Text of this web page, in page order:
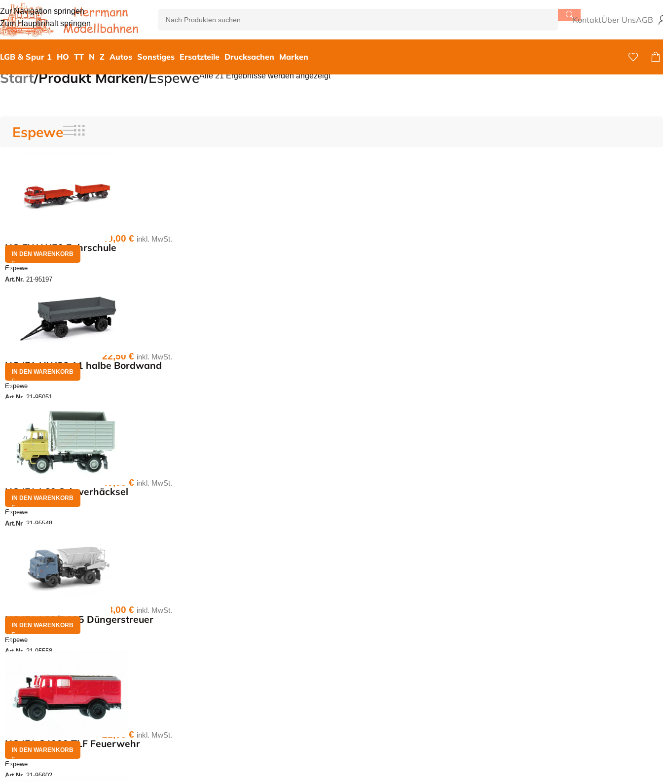
Zur Navigation springen
Zum Hauptinhalt springen
KontaktÜber UnsAGB
LGB & Spur 1 HO TT N Z Autos Sonstiges Ersatzteile Drucksachen Marken
Start/Produkt Marken/EspeweAlle 21 Ergebnisse werden angezeigt
Espewe
HO FW W50 Fahrschule
Espewe
Art.Nr. 21-95197
40,00€ inkl. MwSt.
IN DEN WARENKORB
HO IFA HW80.11 halbe Bordwand
Espewe
Art.Nr. 21-95051
22,50€ inkl. MwSt.
IN DEN WARENKORB
HO IFA L60 Schwerhäcksel
Espewe
Art.Nr. 21-95548
40,00€ inkl. MwSt.
IN DEN WARENKORB
HO IFA L60/D035 Düngerstreuer
Espewe
Art.Nr. 21-95558
38,00€ inkl. MwSt.
IN DEN WARENKORB
HO IFA S4000 TLF Feuerwehr
Espewe
Art.Nr. 21-95602
22,00€ inkl. MwSt.
IN DEN WARENKORB